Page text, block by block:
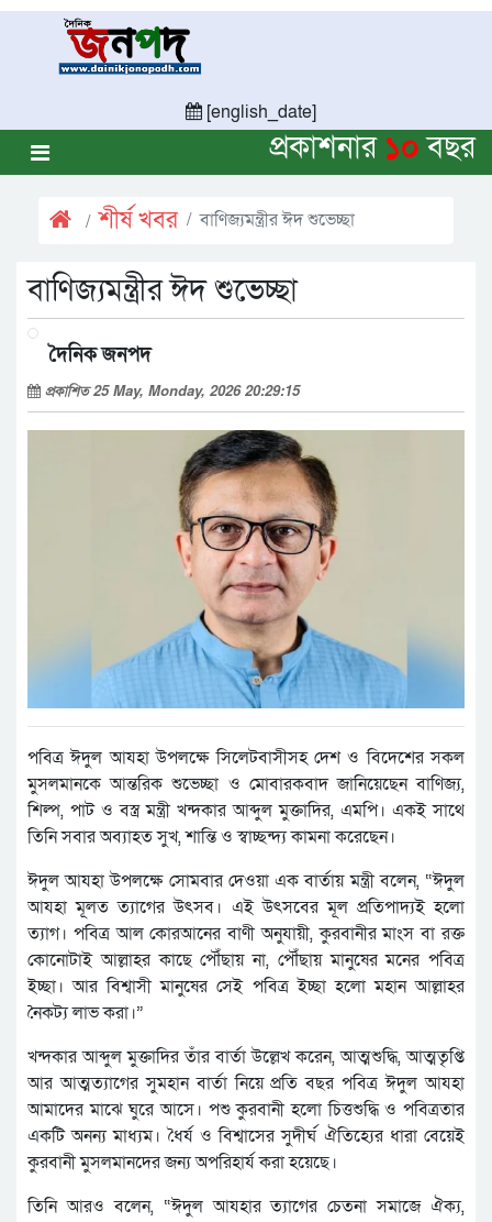
[english_date]
প্রকাশনার ১০বছর
শীর্ষ খবর বাণিজ্যমন্ত্রীর ঈদ শুভেচ্ছা
বাণিজ্যমন্ত্রীর ঈদ শুভেচ্ছা
দৈনিক জনপদ
প্রকাশিত 25 May, Monday, 2026 20:29:15
পবিত্র ঈদুল আযহা উপলক্ষে সিলেটবাসীসহ দেশ ও বিদেশের সকল
মুসলমানকে আন্তরিক শুভেচ্ছা ও মোবারকবাদ জানিয়েছেন বাণিজ্য,
শিল্প, পাট ও বস্ত্র মন্ত্রী খন্দকার আব্দুল মুক্তাদির, এমপি। একই সাথে
তিনি সবার অব্যাহত সুখ, শান্তি ও স্বাচ্ছন্দ্য কামনা করেছেন।
ঈদুল আযহা উপলক্ষে সোমবার দেওয়া এক বার্তায় মন্ত্রী বলেন, “ঈদুল
আযহা মূলত ত্যাগের উৎসব। এই উৎসবের মূল প্রতিপাদ্যই হলো
ত্যাগ। পবিত্র আল কোরআনের বাণী অনুযায়ী, কুরবানীর মাংস বা রক্ত
কোনোটাই আল্লাহর কাছে পৌঁছায় না, পৌঁছায় মানুষের মনের পবিত্র
ইচ্ছা। আর বিশ্বাসী মানুষের সেই পবিত্র ইচ্ছা হলো মহান আল্লাহর
নৈকট্য লাভ করা।”
খন্দকার আব্দুল মুক্তাদির তাঁর বার্তা উল্লেখ করেন, আত্মশুদ্ধি, আত্মতৃপ্তি
আর আত্মত্যাগের সুমহান বার্তা নিয়ে প্রতি বছর পবিত্র ঈদুল আযহা
আমাদের মাঝে ঘুরে আসে। পশু কুরবানী হলো চিত্তশুদ্ধি ও পবিত্রতার
একটি অনন্য মাধ্যম। ধৈর্য ও বিশ্বাসের সুদীর্ঘ ঐতিহ্যের ধারা বেয়েই
কুরবানী মুসলমানদের জন্য অপরিহার্য করা হয়েছে।
তিনি আরও বলেন, “ঈদুল আযহার ত্যাগের চেতনা সমাজে ঐক্য,